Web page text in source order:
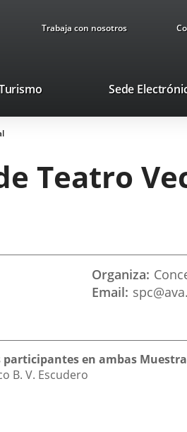
Trabaja con nosotros
Este
se
una
ventana
Sede
Teatro
Organiza
Email
en ambas
B. V. Escudero